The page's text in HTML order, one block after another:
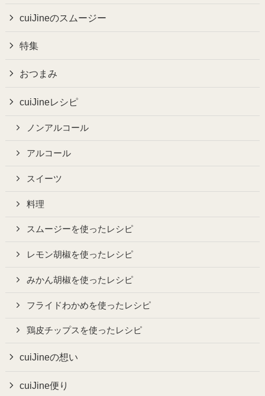
cuiJineのスムージー
特集
おつまみ
cuiJineレシピ
ノンアルコール
アルコール
スイーツ
料理
スムージーを使ったレシピ
レモン胡椒を使ったレシピ
みかん胡椒を使ったレシピ
フライドわかめを使ったレシピ
鶏皮チップスを使ったレシピ
cuiJineの想い
cuiJine便り